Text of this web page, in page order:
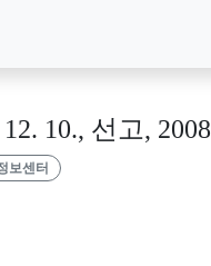
10., 선고,
보센터